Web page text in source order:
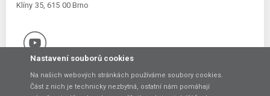
Klíny 35, 615 00 Brno
Nastavení souborů cookies
Na našich webových stránkách používáme soubory cookies.
Část z nich je technicky nezbytná, ostatní nám pomáhají